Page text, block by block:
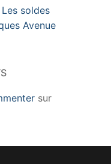
soldes
Avenue
sur